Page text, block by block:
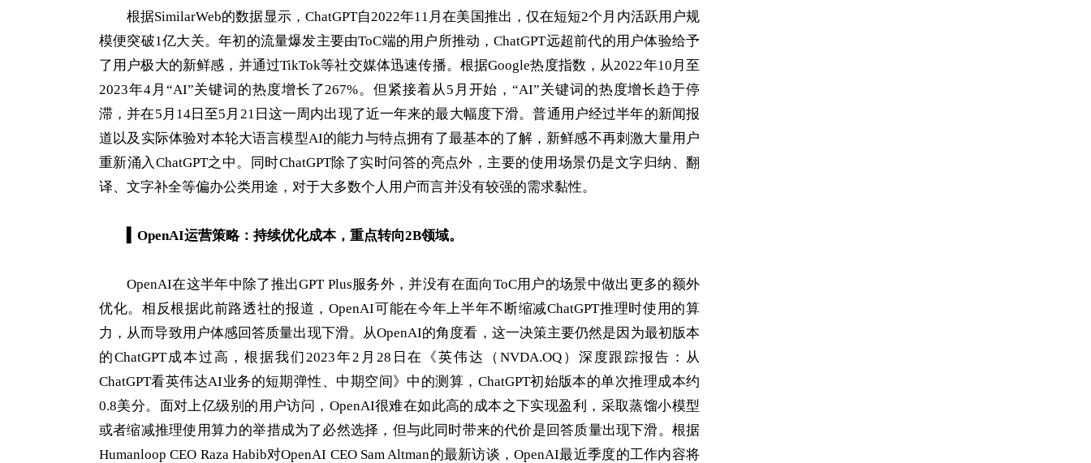
根据SimilarWeb的数据显示，ChatGPT自2022年11月在美国推出，仅在短短2个月内活跃用户规
模便突破1亿大关。年初的流量爆发主要由ToC端的用户所推动，ChatGPT远超前代的用户体验给予
了用户极大的新鲜感，并通过TikTok等社交媒体迅速传播。根据Google热度指数，从2022年10月至
2023年4月“AI”关键词的热度增长了267%。但紧接着从5月开始，“AI”关键词的热度增长趋于停
滞，并在5月14日至5月21日这一周内出现了近一年来的最大幅度下滑。普通用户经过半年的新闻报
道以及实际体验对本轮大语言模型AI的能力与特点拥有了最基本的了解，新鲜感不再刺激大量用户
重新涌入ChatGPT之中。同时ChatGPT除了实时问答的亮点外，主要的使用场景仍是文字归纳、翻
译、文字补全等偏办公类用途，对于大多数个人用户而言并没有较强的需求黏性。
OpenAI运营策略：持续优化成本，重点转向2B领域。
OpenAI在这半年中除了推出GPT Plus服务外，并没有在面向ToC用户的场景中做出更多的额外
优化。相反根据此前路透社的报道，OpenAI可能在今年上半年不断缩减ChatGPT推理时使用的算
力，从而导致用户体感回答质量出现下滑。从OpenAI的角度看，这一决策主要仍然是因为最初版本
的ChatGPT成本过高，根据我们2023年2月28日在《英伟达（NVDA.OQ）深度跟踪报告：从
ChatGPT看英伟达AI业务的短期弹性、中期空间》中的测算，ChatGPT初始版本的单次推理成本约
0.8美分。面对上亿级别的用户访问，OpenAI很难在如此高的成本之下实现盈利，采取蒸馏小模型
或者缩减推理使用算力的举措成为了必然选择，但与此同时带来的代价是回答质量出现下滑。根据
Humanloop CEO Raza Habib对OpenAI CEO Sam Altman的最新访谈，OpenAI最近季度的工作内容将